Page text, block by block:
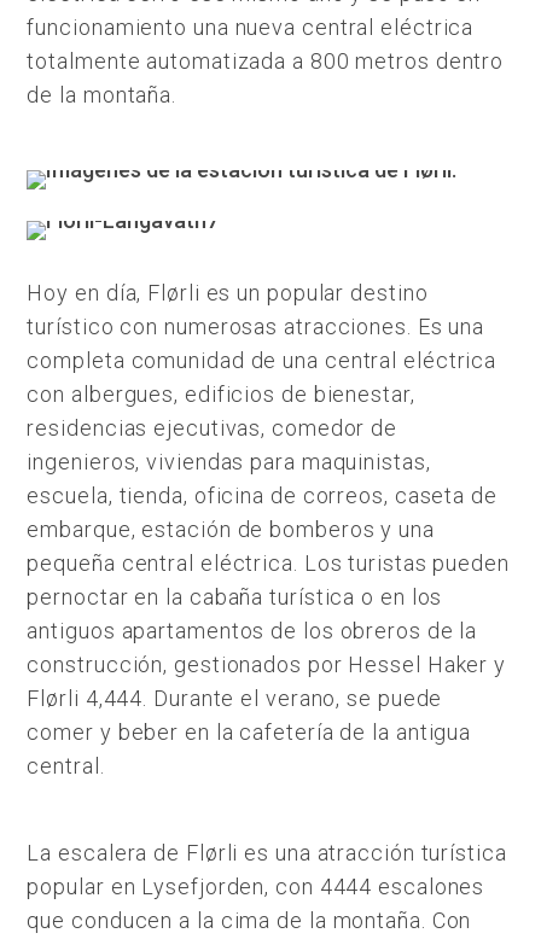
funcionamiento una nueva central eléctrica
totalmente automatizada a 800 metros dentro
de la montaña.
Hoy en día, Flørli es un popular destino
turístico con numerosas atracciones. Es una
completa comunidad de una central eléctrica
con albergues, edificios de bienestar,
residencias ejecutivas, comedor de
ingenieros, viviendas para maquinistas,
escuela, tienda, oficina de correos, caseta de
embarque, estación de bomberos y una
pequeña central eléctrica. Los turistas pueden
pernoctar en la cabaña turística o en los
antiguos apartamentos de los obreros de la
construcción, gestionados por Hessel Haker y
Flørli 4,444. Durante el verano, se puede
comer y beber en la cafetería de la antigua
central.
La escalera de Flørli es una atracción turística
popular en Lysefjorden, con 4444 escalones
que conducen a la cima de la montaña. Con